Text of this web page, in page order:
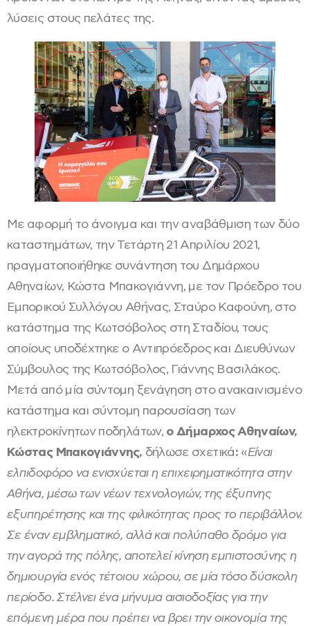
λύσεις στους πελάτες της.
Με αφορμή το άνοιγμα και την αναβάθμιση των δύο
καταστημάτων, την Τετάρτη 21 Απριλίου 2021,
πραγματοποιήθηκε συνάντηση του Δημάρχου
Αθηναίων, Κώστα Μπακογιάννη, με τον Πρόεδρο του
Εμπορικού Συλλόγου Αθήνας, Σταύρο Καφούνη, στο
κατάστημα της Κωτσόβολος στη Σταδίου, τους
οποίους υποδέχτηκε ο Αντιπρόεδρος και Διευθύνων
Σύμβουλος της Κωτσόβολος, Γιάννης Βασιλάκος.
Μετά από μία σύντομη ξενάγηση στο ανακαινισμένο
κατάστημα και σύντομη παρουσίαση των
ηλεκτροκίνητων ποδηλάτων, ο Δήμαρχος Αθηναίων,
Κώστας Μπακογιάννης, δήλωσε σχετικά:«Είναι
ελπιδοφόρο να ενισχύεται η επιχειρηματικότητα στην
Αθήνα, μέσω των νέων τεχνολογιών, της έξυπνης
εξυπηρέτησης και της φιλικότητας προς το περιβάλλον.
Σε έναν εμβληματικό, αλλά και πολύπαθο δρόμο για
την αγορά της πόλης, αποτελεί κίνηση εμπιστοσύνης η
δημιουργία ενός τέτοιου χώρου, σε μία τόσο δύσκολη
περίοδο. Στέλνει ένα μήνυμα αισιοδοξίας για την
επόμενη μέρα που πρέπει να βρει την οικονομία της